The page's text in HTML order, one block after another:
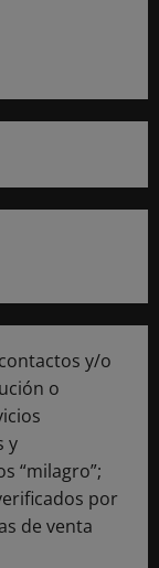
y/o
o
y
“milagro”;
por
de venta